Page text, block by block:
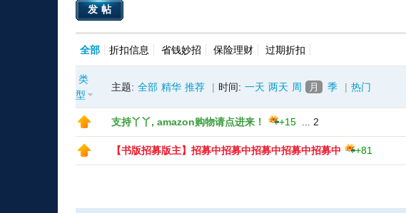
发帖
全部 折扣信息 省钱妙招 保险理财 过期折扣
类
型
主题: 全部 精华 推荐 | 时间: 一天 两天 周 月 季 | 热门
支持丫丫, amazon购物请点进来！ +15 2
【书版招募版主】招募中招募中招募中招募中招募中 +81